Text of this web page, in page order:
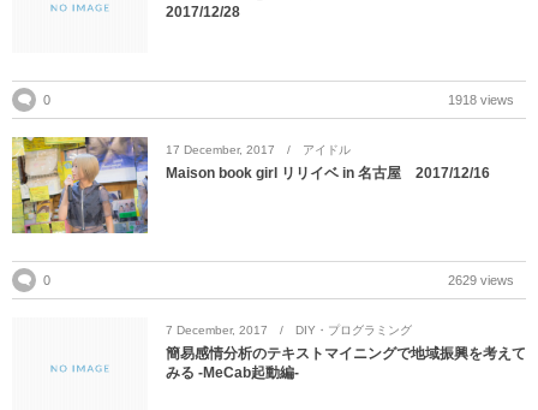
2017/12/28
0 1918 views
17 December, 2017 アイドル
Maison book girl リリイベ in 名古屋 2017/12/16
0 2629 views
7 December, 2017 DIY・プログラミング
簡易感情分析のテキストマイニングで地域振興を考えて
みる -MeCab起動編-